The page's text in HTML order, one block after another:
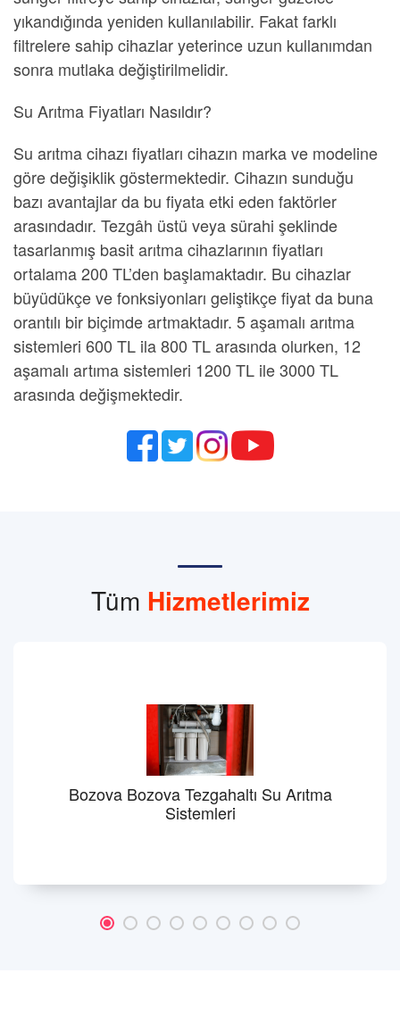
yıkandığında yeniden kullanılabilir. Fakat farklı
filtrelere sahip cihazlar yeterince uzun kullanımdan
sonra mutlaka değiştirilmelidir.
Su Arıtma Fiyatları Nasıldır?
Su arıtma cihazı fiyatları cihazın marka ve modeline
göre değişiklik göstermektedir. Cihazın sunduğu
bazı avantajlar da bu fiyata etki eden faktörler
arasındadır. Tezgâh üstü veya sürahi şeklinde
tasarlanmış basit arıtma cihazlarının fiyatları
ortalama 200 TL’den başlamaktadır. Bu cihazlar
büyüdükçe ve fonksiyonları geliştikçe fiyat da buna
orantılı bir biçimde artmaktadır. 5 aşamalı arıtma
sistemleri 600 TL ila 800 TL arasında olurken, 12
aşamalı artıma sistemleri 1200 TL ile 3000 TL
arasında değişmektedir.
Tüm Hizmetlerimiz
Bozova Bozova Tezgahaltı Su Arıtma
Sistemleri